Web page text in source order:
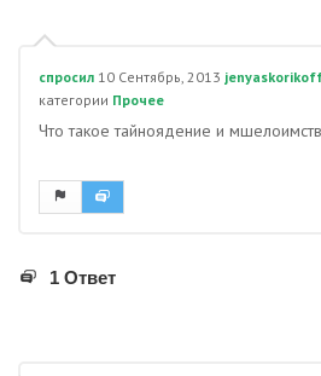
спросил 10 Сентябрь, 2013
категории Прочее
Что такое тайноядение и
1 Ответ